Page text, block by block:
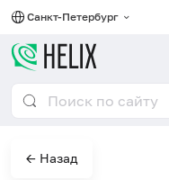
Санкт-Петербург
← Назад